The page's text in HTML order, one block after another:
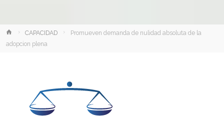
InicioCAPACIDAD
Promueven demanda de nulidad absoluta de la
adopcion plena